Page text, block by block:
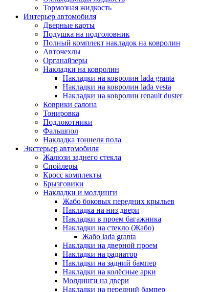
Тормозная жидкость
Интерьер автомобиля
Дверные карты
Подушка на подголовник
Полный комплект накладок на ковролин
Авточехлы
Органайзеры
Накладки на ковролин
Накладки на ковролин lada granta
Накладки на ковролин lada vesta
Накладки на ковролин renault duster
Коврики салона
Тонировка
Подлокотники
Фальшпол
Накладка тоннеля пола
Экстерьер автомобиля
Жалюзи заднего стекла
Спойлеры
Кросс комплекты
Брызговики
Накладки и молдинги
Жабо боковых передних крыльев
Накладка на низ двери
Накладки в проем багажника
Накладки на стекло (Жабо)
Жабо lada granta
Накладки на дверной проем
Накладки на радиатор
Накладки на задний бампер
Накладки на колёсные арки
Молдинги на двери
Накладки на передний бампер